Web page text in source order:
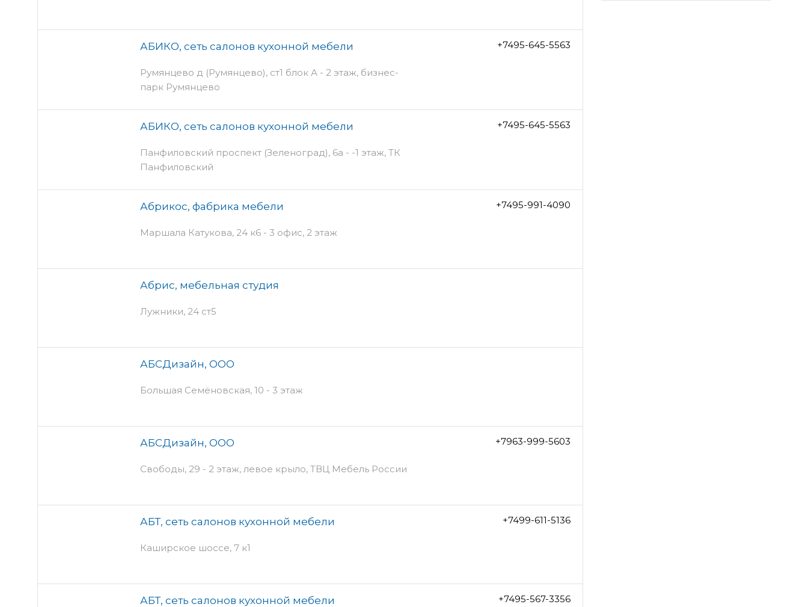
АБИКО, сеть салонов кухонной мебели
Румянцево д (Румянцево), ст1 блок А - 2 этаж, бизнес-
парк Румянцево
+7495-645-5563
АБИКО, сеть салонов кухонной мебели
Панфиловский проспект (Зеленоград), 6а - -1 этаж, ТК
Панфиловский
+7495-645-5563
Абрикос, фабрика мебели
Маршала Катукова, 24 к6 - 3 офис, 2 этаж
+7495-991-4090
Абрис, мебельная студия
Лужники, 24 ст5
АБСДизайн, ООО
Большая Семёновская, 10 - 3 этаж
АБСДизайн, ООО
Свободы, 29 - 2 этаж, левое крыло, ТВЦ Мебель России
+7963-999-5603
АБТ, сеть салонов кухонной мебели
Каширское шоссе, 7 к1
+7499-611-5136
АБТ, сеть салонов кухонной мебели +7495-567-3356